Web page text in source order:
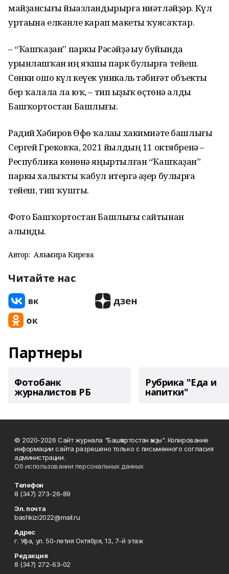
майҙансығы йыһазландырырға ниәтләйҙәр. Күл
уртаһына елкәнле карап макеты ҡуясаҡтар.
– “Ҡашҡаҙан” паркы Рәсәйҙә һыу буйында
урынлашҡан иң яҡшы парк булырға тейеш.
Сөнки ошо күл кеүек уникаль тәбиғәт объекты
бер ҡалала ла юҡ, – тип һыҙыҡ өҫтөнә алды
Башҡортостан Башлығы.
Радий Хәбиров Өфө ҡалаһы хакимиәте башлығы
Сергей Грековҡа, 2021 йылдың 11 октябренә –
Республика көнөнә яңыртылған “Ҡашҡаҙан”
паркы халыҡты ҡабул итергә әҙер булырға
тейеш, тип ҡушты.
Фото Башҡортостан Башлығы сайтынан
алынды.
Автор: Альмира Кирәева
Читайте нас
Партнеры
Фотобанк
журналистов РБ
Рубрика "Еда и
напитки"
© 2020-2026 Сайт журнала "Башҡортостан ҡыҙы". Копирование
информации сайта разрешено только с письменного согласия
администрации.
Об использовании персональных данных
Телефон
8 (347) 273-26-89
Эл. почта
bashkizi2022@mail.ru
Адрес
г. Уфа, ул. 50-летия Октября, 13, 7-й этаж
Редакция
8 (347) 272-63-02